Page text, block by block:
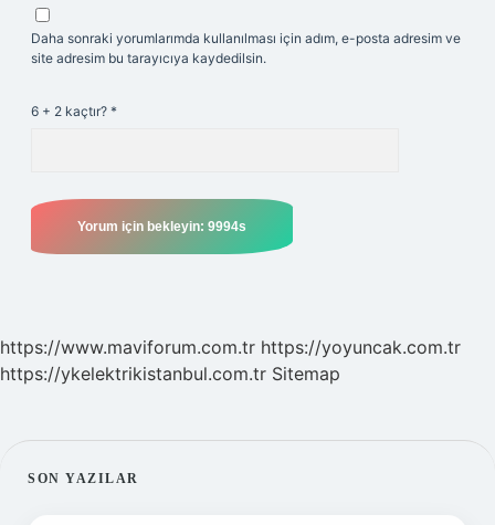
Daha sonraki yorumlarımda kullanılması için adım, e-posta adresim ve
site adresim bu tarayıcıya kaydedilsin.
6 + 2 kaçtır? *
https://www.maviforum.com.tr https://yoyuncak.com.tr
https://ykelektrikistanbul.com.tr Sitemap
SIDEBAR
SON YAZILAR